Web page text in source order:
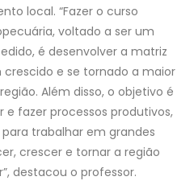
local. “Fazer o curso
voltado a ser um
é desenvolver a matriz
e se tornado a maior
Além disso, o objetivo é
e fazer processos produtivos,
trabalhar em grandes
crescer e tornar a região
destacou o professor.